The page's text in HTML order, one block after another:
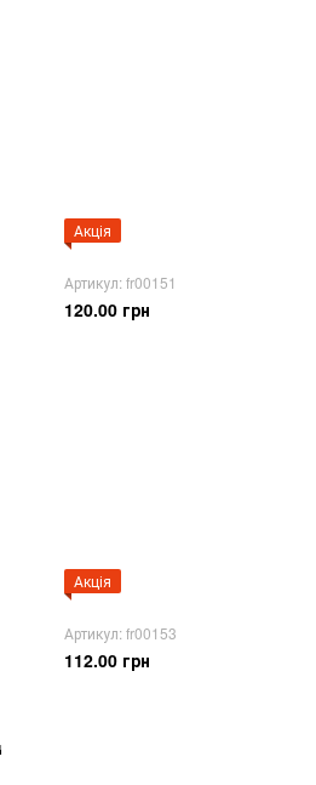
Акція
Артикул: fr00151
120.00 грн
Акція
Артикул: fr00153
112.00 грн